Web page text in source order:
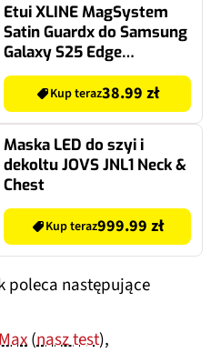
Etui XLINE MagSystem
Satin Guardx do Samsung
Galaxy S25 Edge
Przezroczysty
Kup teraz38.99 zł
Maska LED do szyi i
dekoltu JOVS JNL1 Neck &
Chest
Kup teraz999.99 zł
poleca następujące
(nasz test),